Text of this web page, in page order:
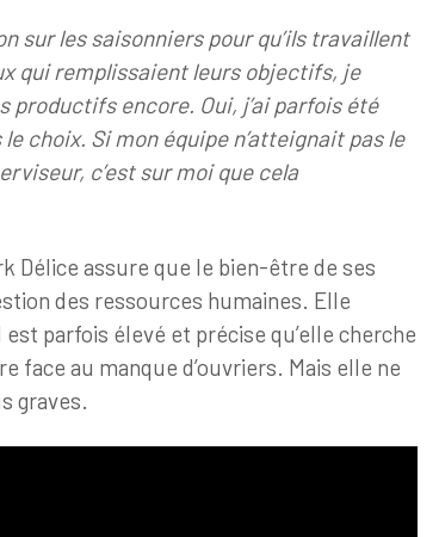
sur les saisonniers pour qu’ils travaillent
qui remplissaient leurs objectifs, je
productifs encore. Oui, j’ai parfois été
choix. Si mon équipe n’atteignait pas le
c’est sur moi que cela
Délice assure que le bien-être de ses
des ressources humaines. Elle
parfois élevé et précise qu’elle cherche
face au manque d’ouvriers. Mais elle ne
graves.